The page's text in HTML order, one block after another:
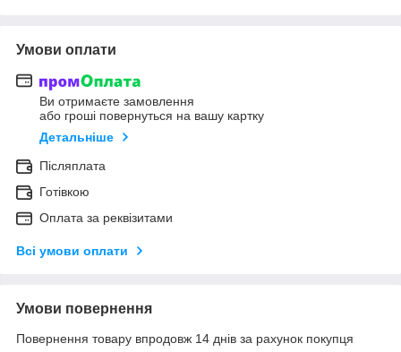
Умови оплати
Ви отримаєте замовлення
або гроші повернуться на вашу картку
Детальніше
Післяплата
Готівкою
Оплата за реквізитами
Всі умови оплати
Умови повернення
Повернення товару впродовж 14 днів за рахунок покупця